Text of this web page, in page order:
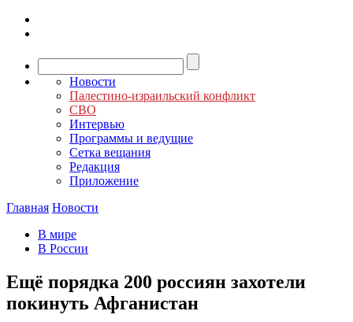
Новости
Палестино-израильский конфликт
СВО
Интервью
Программы и ведущие
Сетка вещания
Редакция
Приложение
Главная Новости
В мире
В России
Ещё порядка 200 россиян захотели
покинуть Афганистан